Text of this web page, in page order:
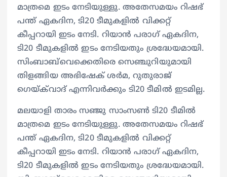
മാത്രമെ ഇടം നേടിയുള്ളു. അതേസമയം റിഷഭ്
പന്ത് ഏകദിന, ടി20 ടീമുകളില്‍ വിക്കറ്റ്
കീപ്പറായി ഇടം നേടി. റിയാന്‍ പരാഗ് ഏകദിന,
ടി20 ടീമുകളില്‍ ഇടം നേടിയതും ശ്രദ്ധേയമായി.
സിംബാബ്‌വെക്കെതിരെ സെഞ്ചുറിയുമായി
തിളങ്ങിയ അഭിഷേക് ശര്‍മ, റുതുരാജ്
ഗെയ്ക്‌വാദ് എന്നിവര്‍ക്കും ടി20 ടീമില്‍ ഇടമില്ല.
മലയാളി താരം സഞ്ജു സാംസണ്‍ ടി20 ടീമില്‍
മാത്രമെ ഇടം നേടിയുള്ളു. അതേസമയം റിഷഭ്
പന്ത് ഏകദിന, ടി20 ടീമുകളില്‍ വിക്കറ്റ്
കീപ്പറായി ഇടം നേടി. റിയാന്‍ പരാഗ് ഏകദിന,
ടി20 ടീമുകളില്‍ ഇടം നേടിയതും ശ്രദ്ധേയമായി.